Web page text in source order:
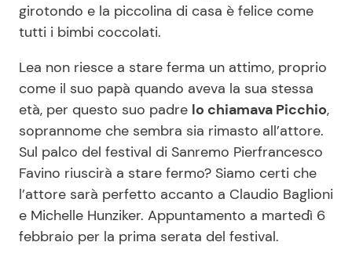
girotondo e la piccolina di casa è felice come
tutti i bimbi coccolati.
Lea non riesce a stare ferma un attimo, proprio
come il suo papà quando aveva la sua stessa
età, per questo suo padre lo chiamava Picchio,
soprannome che sembra sia rimasto all’attore.
Sul palco del festival di Sanremo Pierfrancesco
Favino riuscirà a stare fermo? Siamo certi che
l’attore sarà perfetto accanto a Claudio Baglioni
e Michelle Hunziker. Appuntamento a martedì 6
febbraio per la prima serata del festival.